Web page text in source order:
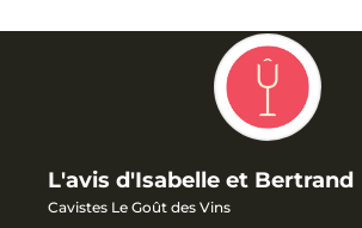
L'avis d'Isabelle et Bertrand
Cavistes Le Goût des Vins